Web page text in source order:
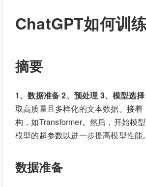
ChatGPT如何训
摘要
1、数据准备 2、预处理 3、模型选
取高质量且多样化的文本数据。接
构，如Transformer。然后，开始模
模型的超参数以进一步提高模型性能。
数据准备